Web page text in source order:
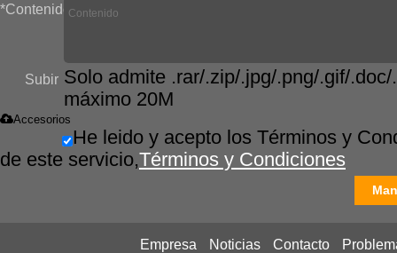
*Contenido
Subir Solo admite .rar/.zip/.jpg/.png/.gif/
máximo 20M
Accesorios
He leido y acepto los Términos y
de este servicio,Términos y Condiciones
Empresa Noticias Contacto